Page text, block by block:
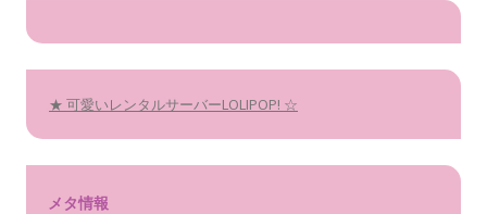
★ 可愛いレンタルサーバーLOLIPOP! ☆
メタ情報